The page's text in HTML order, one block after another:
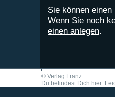
Sie können
Wenn Sie noch
einen anlegen.
© Verlag Franz
Du befindest Dich hier: